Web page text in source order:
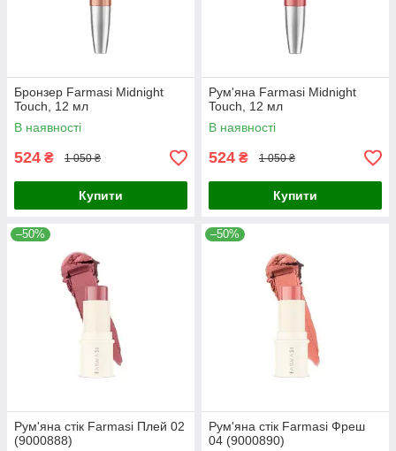
Бронзер Farmasi Midnight
Touch, 12 мл
В наявності
524 ₴ 1 050 ₴
Купити
Рум'яна Farmasi Midnight
Touch, 12 мл
В наявності
524 ₴ 1 050 ₴
Купити
–50%
Рум'яна стік Farmasi Плей 02
(9000888)
–50%
Рум'яна стік Farmasi Фреш
04 (9000890)